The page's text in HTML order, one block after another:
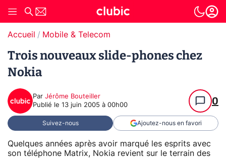
Accueil Mobile & Telecom
Trois nouveaux slide-phones chez
Nokia
Par Jérôme Bouteiller
Publié le 13 juin 2005 à 00h00 0
Suivez-nous Ajoutez-nous en favori
Quelques années après avoir marqué les esprits avec
son téléphone Matrix, Nokia revient sur le terrain des